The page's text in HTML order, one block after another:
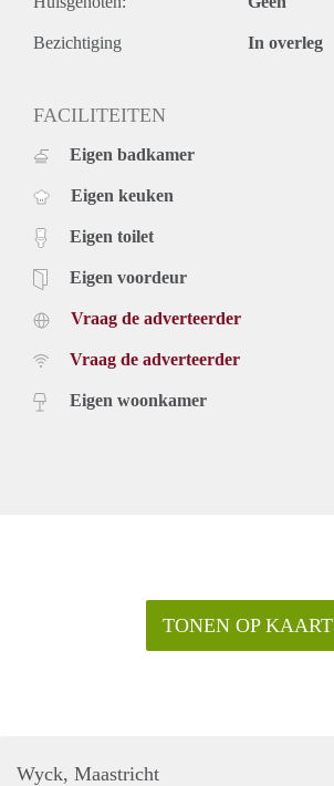
Bezichtiging In overleg
FACILITEITEN
Eigen badkamer
Eigen keuken
Eigen toilet
Eigen voordeur
Vraag de adverteerder
Vraag de adverteerder
Eigen woonkamer
TONEN OP KAART
Wyck, Maastricht